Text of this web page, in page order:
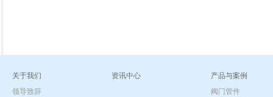
关于我们
领导致辞
资讯中心
产品与案例
阀门管件